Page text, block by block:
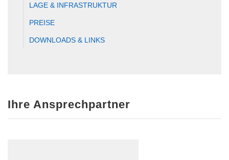
LAGE & INFRASTRUKTUR
PREISE
DOWNLOADS & LINKS
Ihre Ansprechpartner